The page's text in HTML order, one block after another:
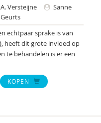
Versteijne
Sanne
echtpaar sprake is van
heeft dit grote invloed op
te behandelen is er een
KOPEN